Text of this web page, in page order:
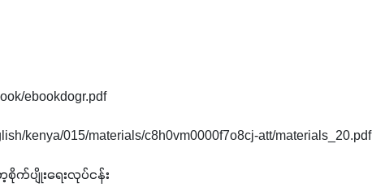
ebookdogr.pdf
kenya/015/materials/c8h0vm0000f7o8cj-att/materials_20.pdf
စိုက်ပျိုးရေးလုပ်ငန်း